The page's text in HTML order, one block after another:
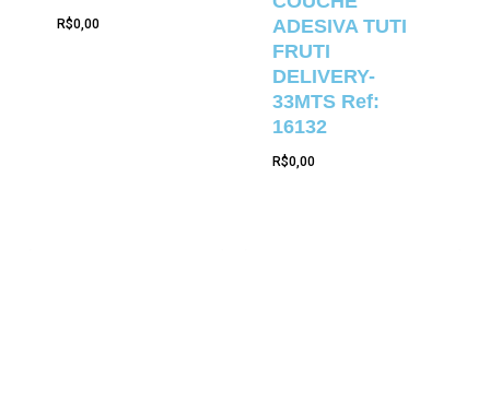
R$0,00
ADESIVA TUTI
FRUTI
DELIVERY-
33MTS Ref:
16132
R$0,00